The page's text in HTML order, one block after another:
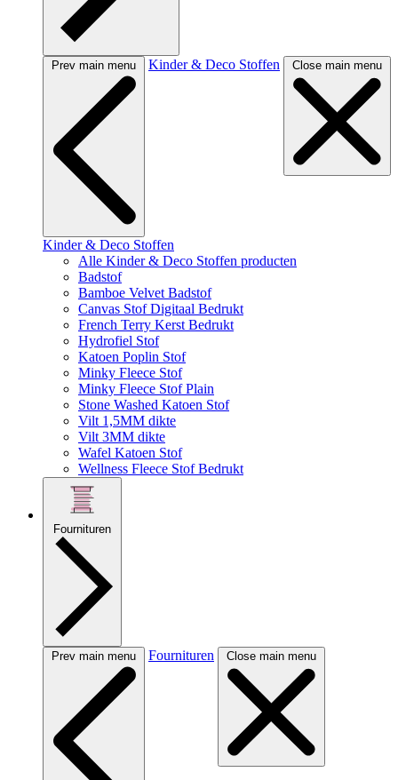
Prev main menu Kinder & Deco Stoffen Close main menu
Kinder & Deco Stoffen
Alle Kinder & Deco Stoffen producten
Badstof
Bamboe Velvet Badstof
Canvas Stof Digitaal Bedrukt
French Terry Kerst Bedrukt
Hydrofiel Stof
Katoen Poplin Stof
Minky Fleece Stof
Minky Fleece Stof Plain
Stone Washed Katoen Stof
Vilt 1,5MM dikte
Vilt 3MM dikte
Wafel Katoen Stof
Wellness Fleece Stof Bedrukt
Fournituren
Prev main menu Fournituren Close main menu